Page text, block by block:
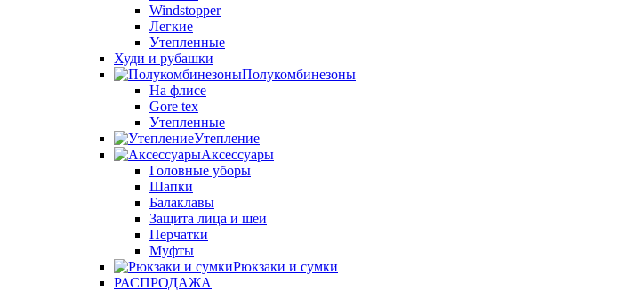
Windstopper
Легкие
Утепленные
Худи и рубашки
Полукомбинезоны
На флисе
Gore tex
Утепленные
Утепление
Аксессуары
Головные уборы
Шапки
Балаклавы
Защита лица и шеи
Перчатки
Муфты
Рюкзаки и сумки
РАСПРОДАЖА